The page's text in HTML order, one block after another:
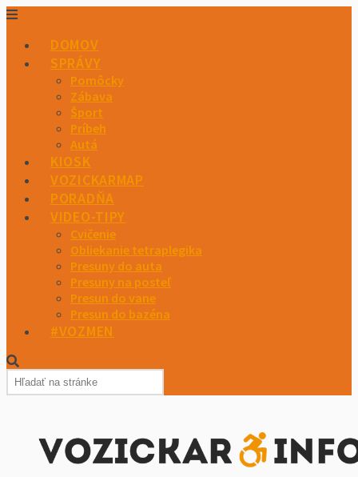
DOMOV
SPRÁVY
Pomôcky
Zábava
Šport
Príbeh
Autá
KIOSK
VOZICKARMAP
PORADŇA
VIDEO-TIPY
Cvičenie
Obliekanie tetraplegika
Presuny do auta
Presuny na posteľ
Presun do vane
Presun do bazéna
#VOZMEN